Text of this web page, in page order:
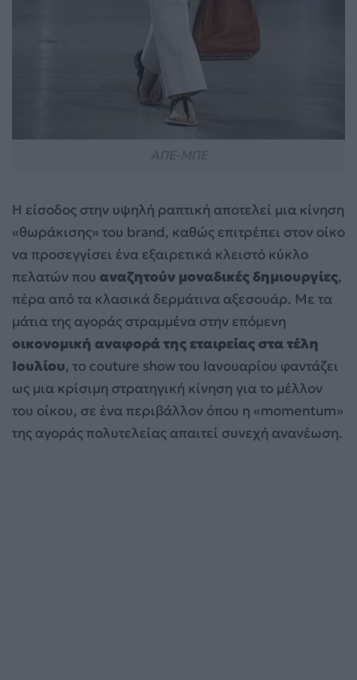
Η είσοδος στην υψηλή ραπτική αποτελεί μια κίνηση
«θωράκισης» του brand, καθώς επιτρέπει στον οίκο
να προσεγγίσει ένα εξαιρετικά κλειστό κύκλο
πελατών που αναζητούν μοναδικές δημιουργίες,
πέρα από τα κλασικά δερμάτινα αξεσουάρ. Με τα
μάτια της αγοράς στραμμένα στην επόμενη
οικονομική αναφορά της εταιρείας στα τέλη
Ιουλίου, το couture show του Ιανουαρίου φαντάζει
ως μια κρίσιμη στρατηγική κίνηση για το μέλλον
του οίκου, σε ένα περιβάλλον όπου η «momentum»
της αγοράς πολυτελείας απαιτεί συνεχή ανανέωση.